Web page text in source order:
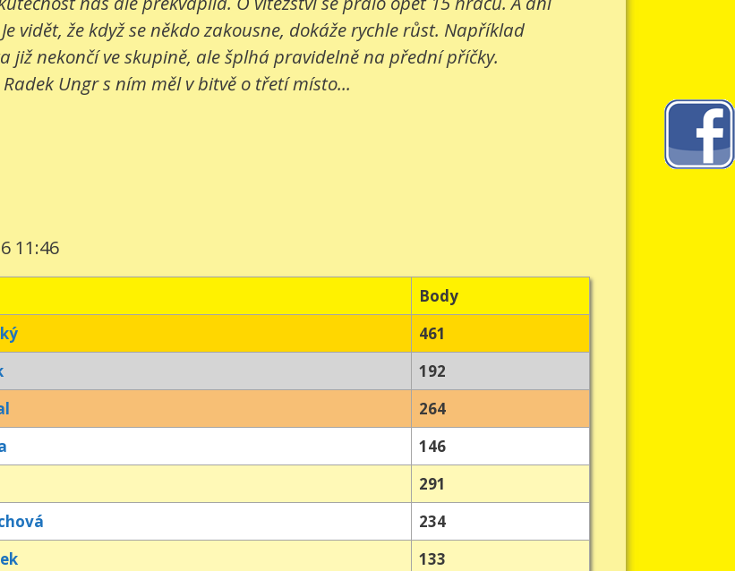
vidět, že když se někdo zakousne, dokáže rychle růst. Například
již nekončí ve skupině, ale šplhá pravidelně na přední příčky.
Ungr s ním měl v bitvě o třetí místo...
11:46
Body
461
192
264
146
291
234
133